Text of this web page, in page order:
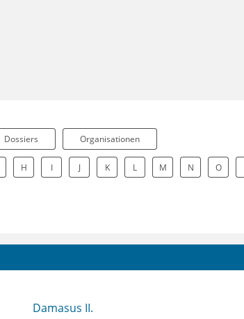
Dossiers Organisationen
H I J K L M N O
Damasus II.